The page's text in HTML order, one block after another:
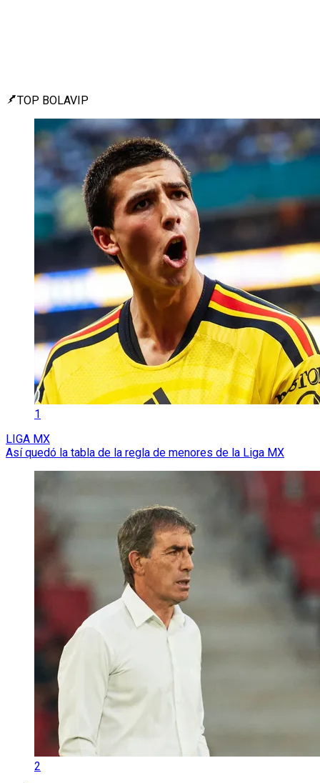
TOP BOLAVIP
1
LIGA MX
Así quedó la tabla de la regla de menores de la Liga MX
2